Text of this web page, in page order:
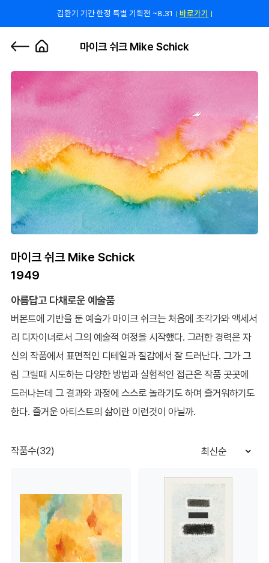
쿠폰 줄게, 친구 하자! 카카오톡 친구 추가하고 할인 쿠폰 받자!
마이크 쉬크 Mike Schick
마이크 쉬크 Mike Schick
1949
아름답고 다채로운 예술품
버몬트에 기반을 둔 예술가 마이크 쉬크는 처음에 조각가와 액세서
리 디자이너로서 그의 예술적 여정을 시작했다. 그러한 경력은 자
신의 작품에서 표면적인 디테일과 질감에서 잘 드러난다. 그가 그
림 그릴때 시도하는 다양한 방법과 실험적인 접근은 작품 곳곳에
드러나는데 그 결과와 과정에 스스로 놀라기도 하며 즐거워하기도
한다. 즐거운 아티스트의 삶이란 이런것이 아닐까.
작품수(32) 최신순